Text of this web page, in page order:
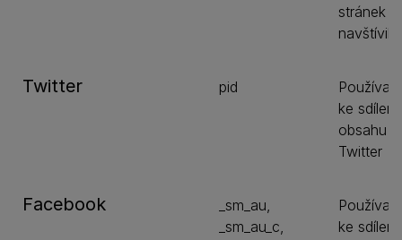
stránek
navštívili
Twitter pid
ke sdílení
obsahu
Twitter
Facebook
_sm_au,
_sm_au_c,
ke sdílení